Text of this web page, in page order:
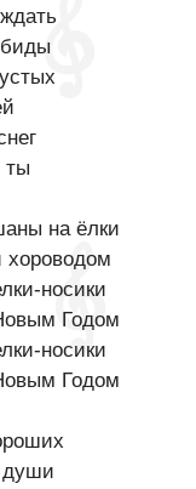
ты
на ёлки
хороводом
носики
Годом
носики
Годом
души